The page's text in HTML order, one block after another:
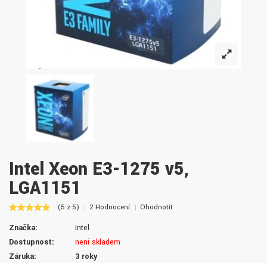
Intel Xeon E3-1275 v5,
LGA1151
(5 z 5) 2 Hodnocení Ohodnotit
Značka:
Intel
Dostupnost:
není skladem
Záruka:
3 roky